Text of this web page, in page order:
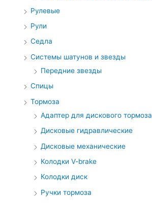
Рулевые
Рули
Седла
Системы шатунов и звезды
Передние звезды
Спицы
Тормоза
Адаптер для дискового тормоза
Дисковые гидравлические
Дисковые механические
Колодки V-brake
Колодки диск
Ручки тормоза